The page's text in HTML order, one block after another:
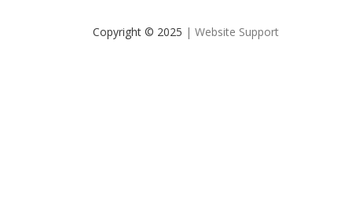
Copyright © 2025 | Website Support